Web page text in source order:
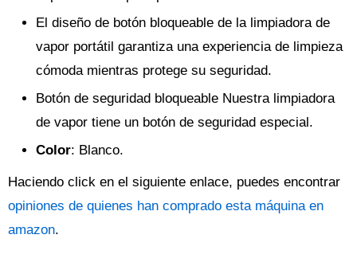
El diseño de botón bloqueable de la limpiadora de
vapor portátil garantiza una experiencia de limpieza
cómoda mientras protege su seguridad.
Botón de seguridad bloqueable Nuestra limpiadora
de vapor tiene un botón de seguridad especial.
Color: Blanco.
Haciendo click en el siguiente enlace, puedes encontrar
opiniones de quienes han comprado esta máquina en
amazon.